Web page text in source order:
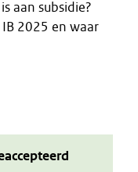
aan subsidie?
2025 en waar